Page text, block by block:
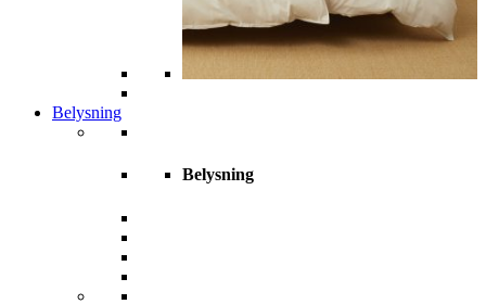
Belysning
Belysning